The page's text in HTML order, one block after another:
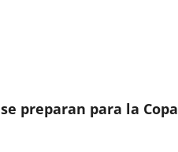
preparan para la Copa